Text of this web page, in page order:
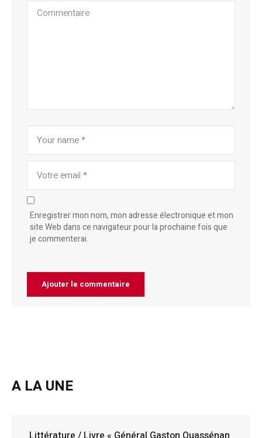
Enregistrer mon nom, mon adresse électronique et mon
site Web dans ce navigateur pour la prochaine fois que
je commenterai.
A LA UNE